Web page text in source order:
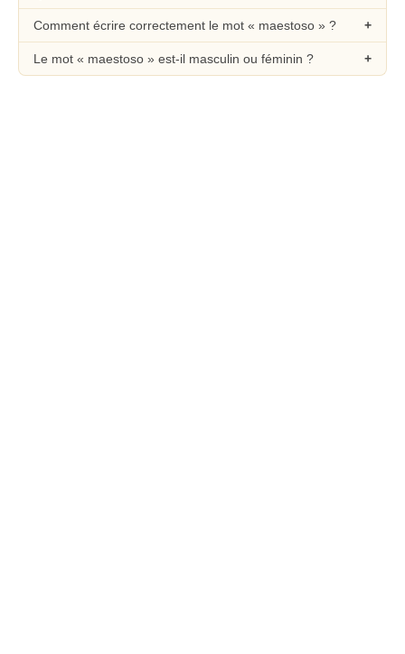
Comment écrire correctement le mot « maestoso » ?
Le mot « maestoso » est-il masculin ou féminin ?